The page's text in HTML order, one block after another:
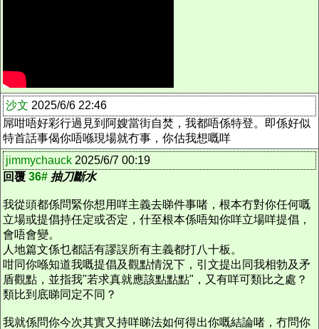
沙文 2025/6/6 22:46
屌咁唔好彩行過見到阿嫂當街自焚，我都唔係特登。即係好似
特首話事偈你唔喺現場就冇事，你估我想嘅咩
jimmychauck 2025/6/7 00:19
回覆 36# 抽刀斷水
我從頭都係問緊你想用咩主義去睇件事啫，根本冇對你任何嘅
立場或提倡持任定或否定，什至根本係唔知你咩立場咩提倡，
會唔會變。
人地篇文係乜都話有謬誤所有主義都打八十板。
咁同你喺知道我嘅提倡及觀點情況下，引文提出同我相勃及矛
盾觀點，並指我"若求真就應該點點點"，又有咩可類比之處？
類比到底睇同定不同？
我就係問你今次其實又持咩睇法如何得出你嘅結論啫，冇問你